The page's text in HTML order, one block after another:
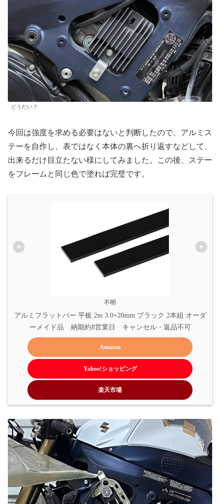
どうだい？
今回は強度を求める必要はないと判断したので、アルミス
テーを自作し、表ではなく本体の裏へ折り返すなどして、
出来るだけ目立たない様にしてみました。この後、ステー
をフレームと同じ色で塗れば完璧です。
不明
アルミフラットバー 平板 2m 3.0×20mm ブラック 2本組 オーダ
ーメイド品　納期約8営業日　キャンセル・返品不可
Amazon
Yahoo!ショッピング
楽天市場